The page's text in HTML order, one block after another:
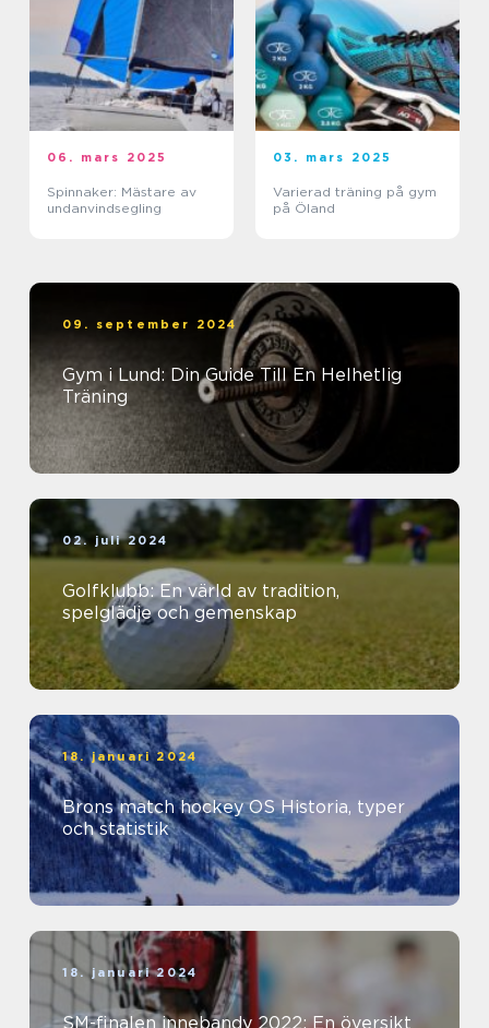
06. mars 2025
Spinnaker: Mästare av
undanvindsegling
03. mars 2025
Varierad träning på gym
på Öland
09. september 2024
Gym i Lund: Din Guide Till En Helhetlig
Träning
02. juli 2024
Golfklubb: En värld av tradition,
spelglädje och gemenskap
18. januari 2024
Brons match hockey OS Historia, typer
och statistik
18. januari 2024
SM-finalen innebandy 2022: En översikt